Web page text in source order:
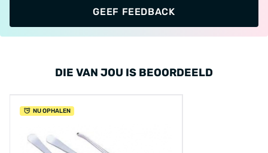
GEEF FEEDBACK
DIE VAN JOU IS BEOORDEELD
NU OPHALEN